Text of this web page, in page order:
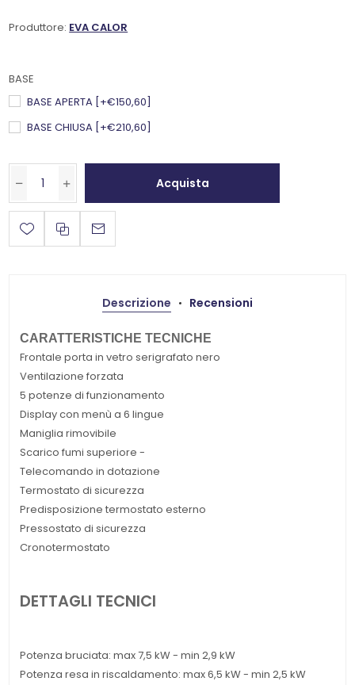
Produttore: EVA CALOR
BASE
BASE APERTA [+€150,60]
BASE CHIUSA [+€210,60]
Acquista
Descrizione Recensioni
CARATTERISTICHE TECNICHE
Frontale porta in vetro serigrafato nero
Ventilazione forzata
5 potenze di funzionamento
Display con menù a 6 lingue
Maniglia rimovibile
Scarico fumi superiore -
Telecomando in dotazione
Termostato di sicurezza
Predisposizione termostato esterno
Pressostato di sicurezza
Cronotermostato
DETTAGLI TECNICI
Potenza bruciata: max 7,5 kW - min 2,9 kW
Potenza resa in riscaldamento: max 6,5 kW - min 2,5 kW